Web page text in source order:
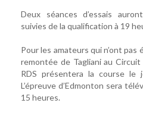
Deux séances d’essais
suivies de la qualification à 19
Pour les amateurs qui n’ont pas
remontée de Tagliani au
RDS présentera la course
L’épreuve d’Edmonton sera
15 heures.